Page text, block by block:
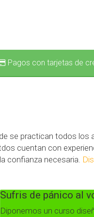
Pagos con tarjetas de
se practican todos
cuentan con
confianza necesaria.
Sufris de pánico al
Diponemos un curso